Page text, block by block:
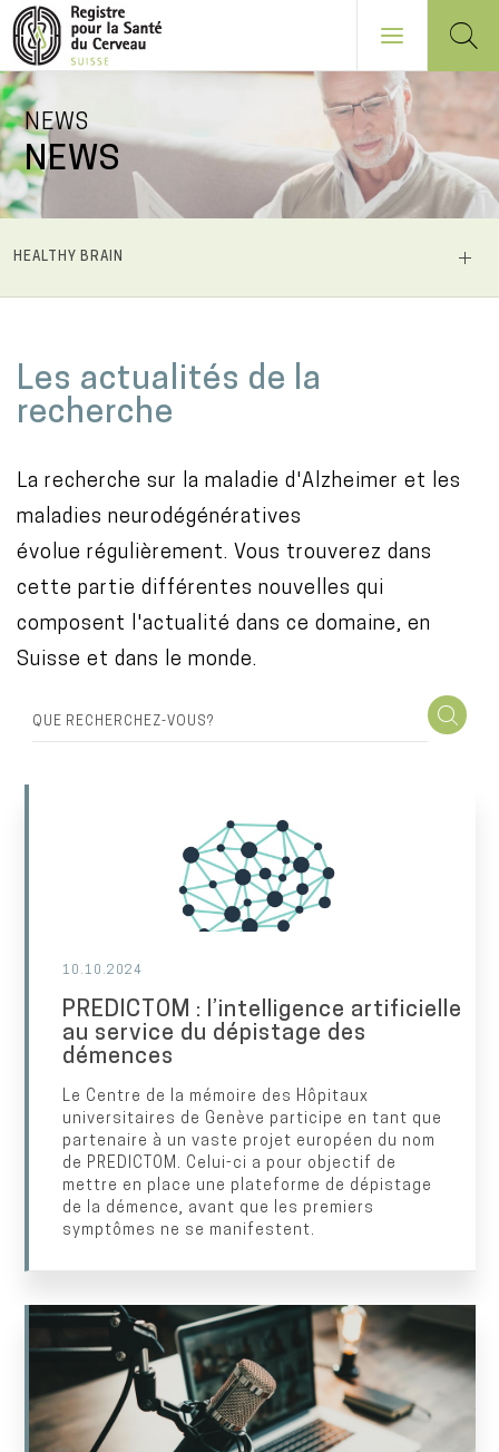
Aller
au
contenu
principal
NEWS
NEWS
PRINCIPALE
HEALTHY BRAIN
a
i
c
o
n
t
e
n
Les actualités de la
recherche
La recherche sur la maladie d'Alzheimer et les
maladies neurodégénératives
évolue régulièrement. Vous trouverez dans
cette partie différentes nouvelles qui
composent l'actualité dans ce domaine, en
Suisse et dans le monde.
10.10.2024
PREDICTOM : l’intelligence artificielle
au service du dépistage des
démences
Le Centre de la mémoire des Hôpitaux
universitaires de Genève participe en tant que
partenaire à un vaste projet européen du nom
de PREDICTOM. Celui-ci a pour objectif de
mettre en place une plateforme de dépistage
de la démence, avant que les premiers
symptômes ne se manifestent.